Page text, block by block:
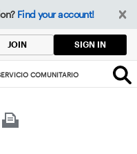
Find your account!
JOIN SIGN IN
COMUNITARIO